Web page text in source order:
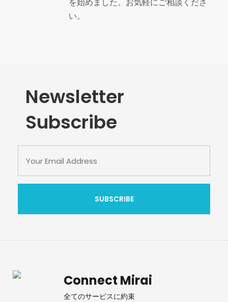
を始めました。お気軽にご相談くださ
い。
Newsletter
Subscribe
Connect Mirai
全てのサービスに約束